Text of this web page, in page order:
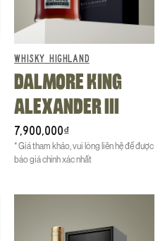
WHISKY HIGHLAND
DALMORE KING
ALEXANDER III
7,900,000₫
* Giá tham khảo, vui lòng liên hệ để được
báo giá chính xác nhất